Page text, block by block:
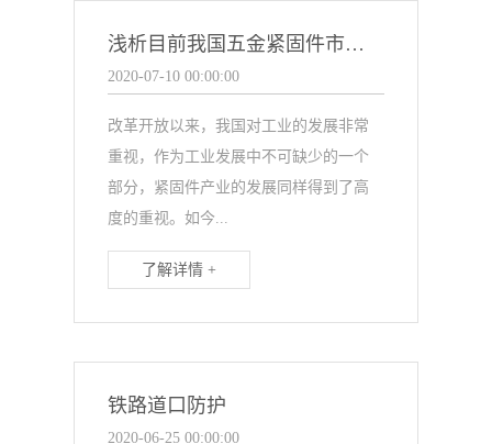
浅析目前我国五金紧固件市场规模
2020-07-10 00:00:00
改革开放以来，我国对工业的发展非常
重视，作为工业发展中不可缺少的一个
部分，紧固件产业的发展同样得到了高
度的重视。如今...
了解详情 +
铁路道口防护
2020-06-25 00:00:00